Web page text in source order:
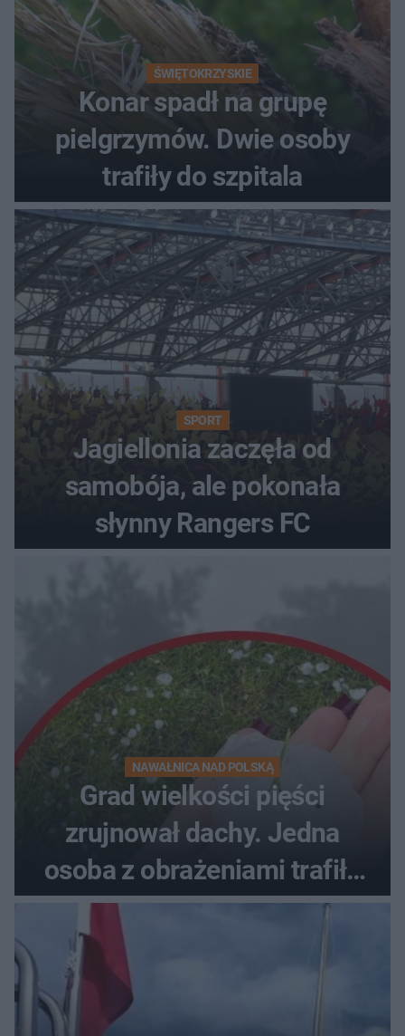
ŚWIĘTOKRZYSKIE
Konar spadł na grupę
pielgrzymów. Dwie osoby
trafiły do szpitala
SPORT
Jagiellonia zaczęła od
samobója, ale pokonała
słynny Rangers FC
NAWAŁNICA NAD POLSKĄ
Grad wielkości pięści
zrujnował dachy. Jedna
osoba z obrażeniami trafiła
do szpitala